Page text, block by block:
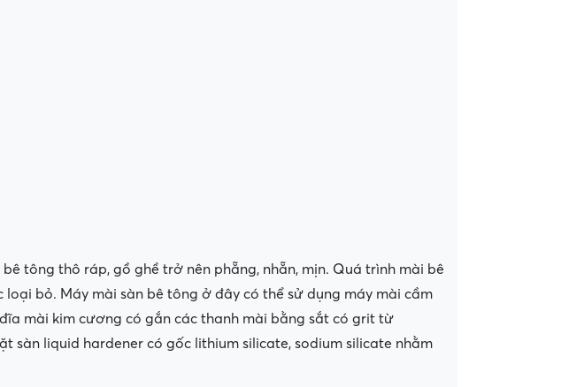
tông thô ráp, gồ ghề trở nên phẵng, nhẵn, mịn. Quá trình mài bê
bỏ. Máy mài sàn bê tông ở đây có thể sử dụng máy mài cầm
mài kim cương có gắn các thanh mài bằng sắt có grit từ
sàn liquid hardener có gốc lithium silicate, sodium silicate nhằm